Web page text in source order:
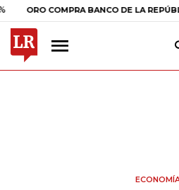
COMPRA BANCO DE LA REPÚBLICA $